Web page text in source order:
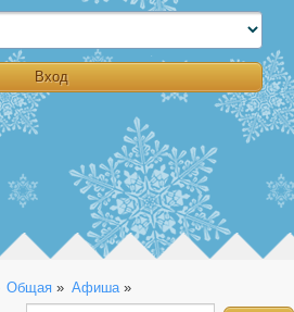
Общая » Афиша»